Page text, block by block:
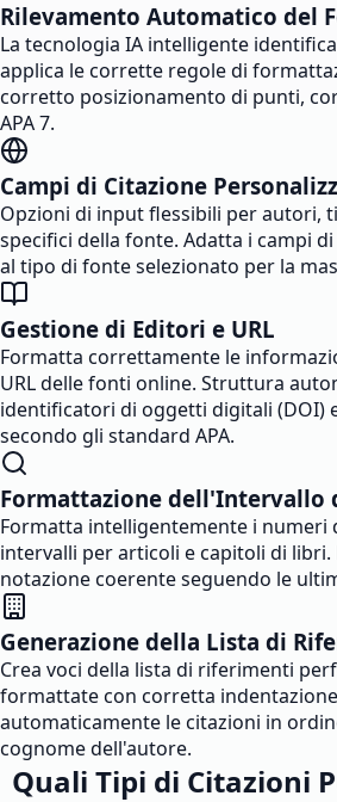
Rilevamento Automatico del
La tecnologia IA intelligente
applica le corrette regole di
corretto posizionamento di punti,
APA 7.
Campi di Citazione
Opzioni di input flessibili per autori,
specifici della fonte. Adatta i campi
al tipo di fonte selezionato per la
Gestione di Editori e URL
Formatta correttamente le
URL delle fonti online. Struttura
identificatori di oggetti digitali (DOI)
secondo gli standard APA.
Formattazione dell'Intervallo
Formatta intelligentemente i numeri
intervalli per articoli e capitoli di libri.
notazione coerente seguendo le
Generazione della Lista di
Crea voci della lista di riferimenti
formattate con corretta
automaticamente le citazioni in
cognome dell'autore.
Quali Tipi di Citazioni